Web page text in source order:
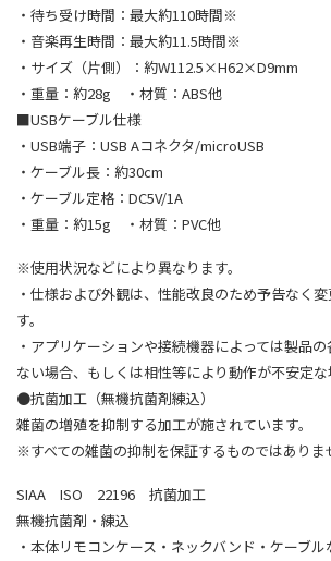
・待ち受け時間：最大約110時間※
・音楽再生時間：最大約11.5時間※
・サイズ（片側）：約W112.5×H62×D9mm
・重量：約28g ・材質：ABS他
■USBケーブル仕様
・USB端子：USB Aコネクタ/microUSB
・ケーブル長：約30cm
・ケーブル定格：DC5V/1A
・重量：約15g ・材質：PVC他
※使用状況などにより異なります。
・仕様および外観は、性能改良のため予告なく
す。
・アプリケーションや接続機器によっては製品
ない場合、もしくは相性等により動作が不安定な
●抗菌加工（無機抗菌剤練込）
雑菌の増殖を抑制する加工が施されています。
※すべての雑菌の抑制を保証するものではありま
SIAA ISO 22196 抗菌加工
無機抗菌剤・練込
・本体リモコンケース・ネックバンド・ケーブ